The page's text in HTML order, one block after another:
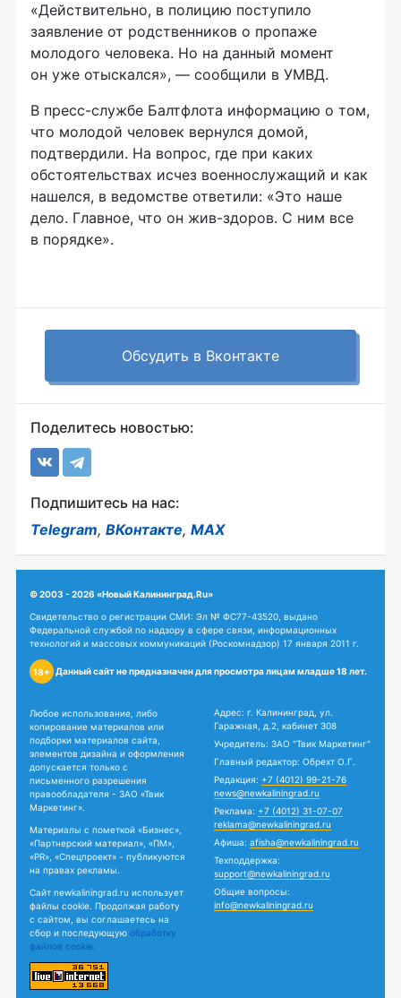
«Действительно, в полицию поступило
заявление от родственников о пропаже
молодого человека. Но на данный момент
он уже отыскался», — сообщили в УМВД.
В пресс-службе Балтфлота информацию о том,
что молодой человек вернулся домой,
подтвердили. На вопрос, где при каких
обстоятельствах исчез военнослужащий и как
нашелся, в ведомстве ответили: «Это наше
дело. Главное, что он жив-здоров. С ним все
в порядке».
Обсудить в Вконтакте
Поделитесь новостью:
Подпишитесь на нас:
Telegram, ВКонтакте, MAX
© 2003 - 2026 «Новый Калининград.Ru»
Свидетельство о регистрации СМИ: Эл № ФС77-43520, выдано
Федеральной службой по надзору в сфере связи, информационных
технологий и массовых коммуникаций (Роскомнадзор) 17 января 2011 г.
18+ Данный сайт не предназначен для просмотра лицам младше 18 лет.
Любое использование, либо
копирование материалов или
подборки материалов сайта,
элементов дизайна и оформления
допускается только с
письменного разрешения
правообладателя - ЗАО «Твик
Маркетинг».
Материалы с пометкой «Бизнес»,
«Партнерский материал», «ПМ»,
«PR», «Спецпроект» - публикуются
на правах рекламы.
Сайт newkaliningrad.ru использует
файлы cookie. Продолжая работу
с сайтом, вы соглашаетесь на
сбор и последующую обработку
файлов cookie.
Адрес: г. Калининград, ул.
Гаражная, д.2, кабинет 308
Учредитель: ЗАО "Твик Маркетинг"
Главный редактор: Обрехт О.Г.
Редакция: +7 (4012) 99-21-76
news@newkaliningrad.ru
Реклама: +7 (4012) 31-07-07
reklama@newkaliningrad.ru
Афиша: afisha@newkaliningrad.ru
Техподдержка:
support@newkaliningrad.ru
Общие вопросы:
info@newkaliningrad.ru